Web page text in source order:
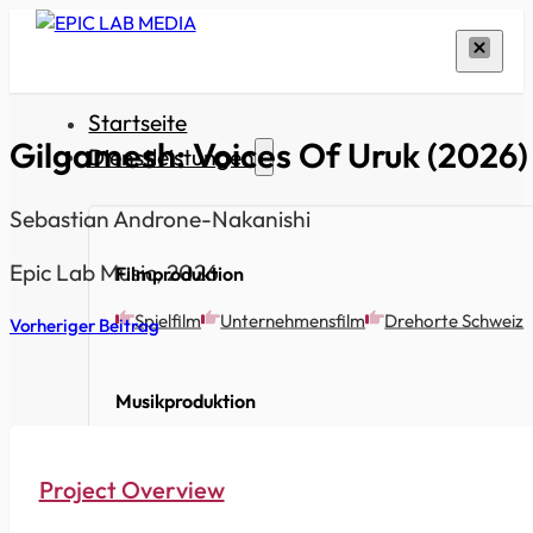
Startseite
Dienstleistungen
Filmproduktion
Spielfilm Unternehmensfilm Drehorte Schweiz
Musikproduktion
Gilgamesh: Voices Of Uruk (2026)
Sebastian Androne-Nakanishi
Epic Lab Music, 2026
Vorheriger Beitrag
Project Overview